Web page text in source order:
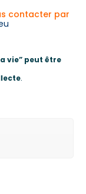
contacter par
vie” peut être
.